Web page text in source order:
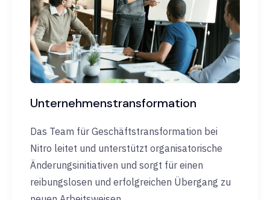
Unternehmenstransformation
Das Team für Geschäftstransformation bei
Nitro leitet und unterstützt organisatorische
Änderungsinitiativen und sorgt für einen
reibungslosen und erfolgreichen Übergang zu